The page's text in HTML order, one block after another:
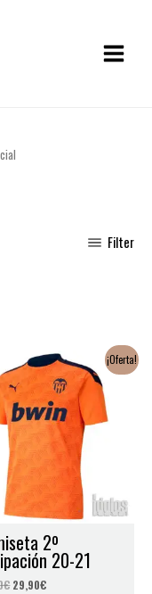
MENU
Filter
¡Oferta!
2º
20-21
€
precio
original
era:
89,90€.
29,90€
El
precio
actual
es:
29,90€.